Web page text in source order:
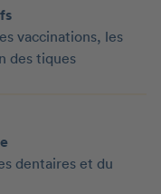
vaccinations, les
des tiques
dentaires et du